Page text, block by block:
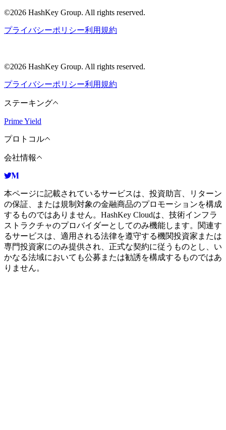
©2026 HashKey Group. All rights reserved.
プライバシーポリシー利用規約
©2026 HashKey Group. All rights reserved.
プライバシーポリシー利用規約
ステーキング
Prime Yield
プロトコル
会社情報
本ページに記載されているサービスは、投資助言、リターン
の保証、または規制対象の金融商品のプロモーションを構成
するものではありません。HashKey Cloudは、技術インフラ
ストラクチャのプロバイダーとしてのみ機能します。関連す
るサービスは、適用される法律を遵守する機関投資家または
専門投資家にのみ提供され、正式な契約に従うものとし、い
かなる法域においても公募または勧誘を構成するものではあ
りません。